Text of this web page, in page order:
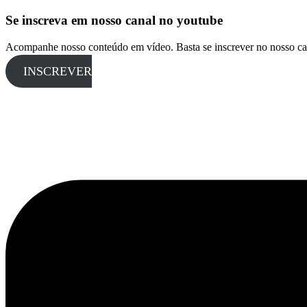
Se inscreva em nosso canal no youtube
Acompanhe nosso conteúdo em vídeo. Basta se inscrever no nosso
INSCREVER